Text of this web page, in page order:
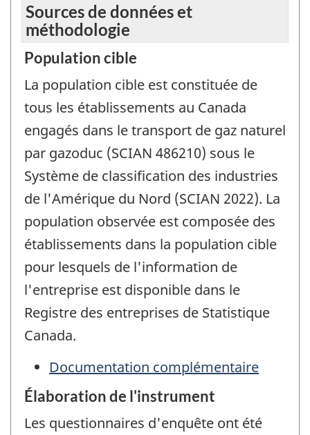
Sources de données et
méthodologie
Population cible
La population cible est constituée de
tous les établissements au Canada
engagés dans le transport de gaz naturel
par gazoduc (SCIAN 486210) sous le
Système de classification des industries
de l'Amérique du Nord (SCIAN 2022). La
population observée est composée des
établissements dans la population cible
pour lesquels de l'information de
l'entreprise est disponible dans le
Registre des entreprises de Statistique
Canada.
Documentation complémentaire
Élaboration de l'instrument
Les questionnaires d'enquête ont été